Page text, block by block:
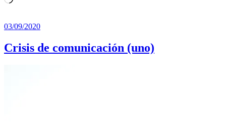
03/09/2020
Crisis de comunicación (uno)